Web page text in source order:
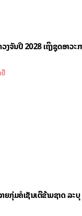
ຈັນປີ 2028 ເຖິງຊຸດອາວະ
ຢີ
ກຸ່ມຄໍເຊັນເຕີຂ້າມຊາດ ລະ